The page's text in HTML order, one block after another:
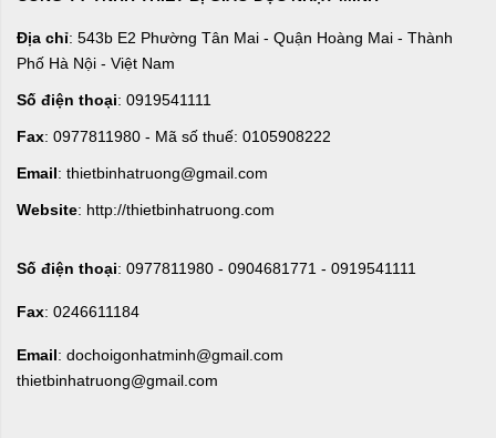
Địa chỉ: 543b E2 Phường Tân Mai - Quận Hoàng Mai - Thành
Phố Hà Nội - Việt Nam
Số điện thoại: 0919541111
Fax: 0977811980 - Mã số thuế: 0105908222
Email: thietbinhatruong@gmail.com
Website: http://thietbinhatruong.com
Số điện thoại: 0977811980 - 0904681771 - 0919541111
Fax: 0246611184
Email: dochoigonhatminh@gmail.com
thietbinhatruong@gmail.com